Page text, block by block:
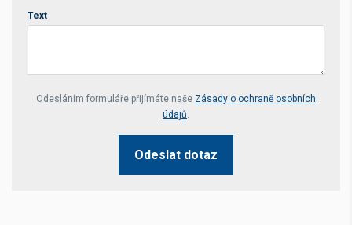
Text
Your website *
Odesláním formuláře přijímáte naše Zásady o ochraně osobních
údajů.
Odeslat dotaz